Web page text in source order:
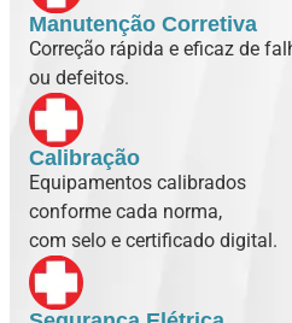
Manutenção Corretiva
Correção rápida e eficaz de
ou defeitos.
Calibração
Equipamentos calibrados
conforme cada norma,
com selo e certificado digital.